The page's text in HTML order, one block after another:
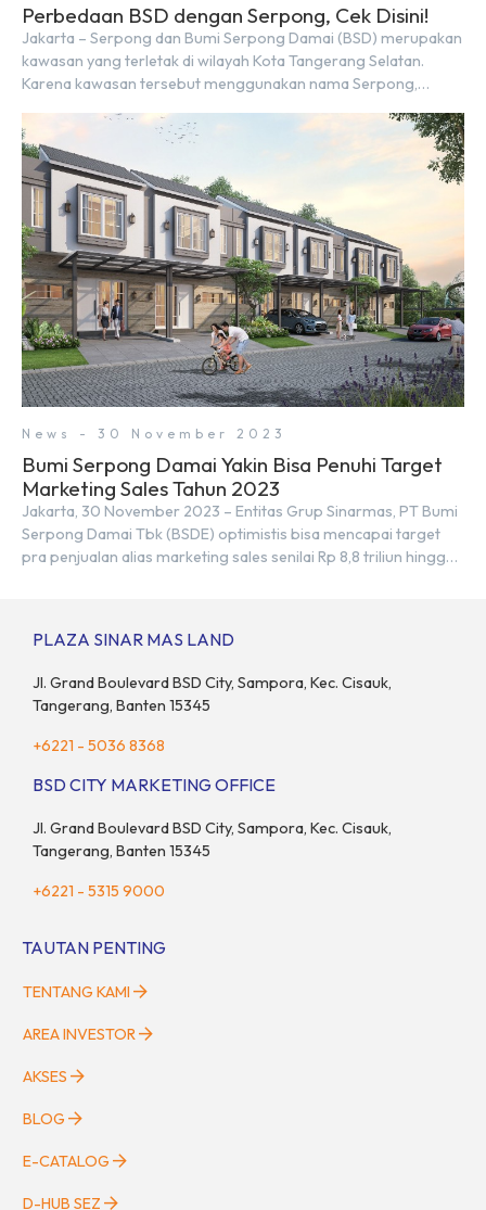
Perbedaan BSD dengan Serpong, Cek Disini!
Jakarta – Serpong dan Bumi Serpong Damai (BSD) merupakan
kawasan yang terletak di wilayah Kota Tangerang Selatan.
Karena kawasan tersebut menggunakan nama Serpong,
merupakan tempat yang sama. Padahal anggapan tersebut
kurang tepat. Sebab Serpong dan BSD merupakan dua
kawasan yang berbeda. Berikut penjelasannya. Baca Juga: […]
News - 30 November 2023
Bumi Serpong Damai Yakin Bisa Penuhi Target
Marketing Sales Tahun 2023
Jakarta, 30 November 2023 – Entitas Grup Sinarmas, PT Bumi
Serpong Damai Tbk (BSDE) optimistis bisa mencapai target
pra penjualan alias marketing sales senilai Rp 8,8 triliun hingga
target. “Kami yakin target […]
PLAZA SINAR MAS LAND
Jl. Grand Boulevard BSD City, Sampora, Kec. Cisauk,
Tangerang, Banten 15345
+6221 - 5036 8368
BSD CITY MARKETING OFFICE
Jl. Grand Boulevard BSD City, Sampora, Kec. Cisauk,
Tangerang, Banten 15345
+6221 - 5315 9000
TAUTAN PENTING
TENTANG KAMI
AREA INVESTOR
AKSES
BLOG
E-CATALOG
D-HUB SEZ